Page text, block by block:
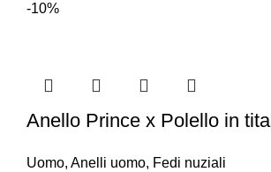
-10%
Anello Prince x Polello in
Uomo, Anelli uomo, Fedi nuziali